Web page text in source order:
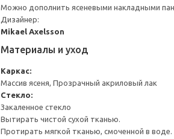
Можно дополнить ясеневыми накладными
Дизайнер:
Mikael Axelsson
Материалы и уход
Каркас:
Массив ясеня, Прозрачный акриловый лак
Стекло:
Закаленное стекло
Вытирать чистой сухой тканью.
Протирать мягкой тканью, смоченной в